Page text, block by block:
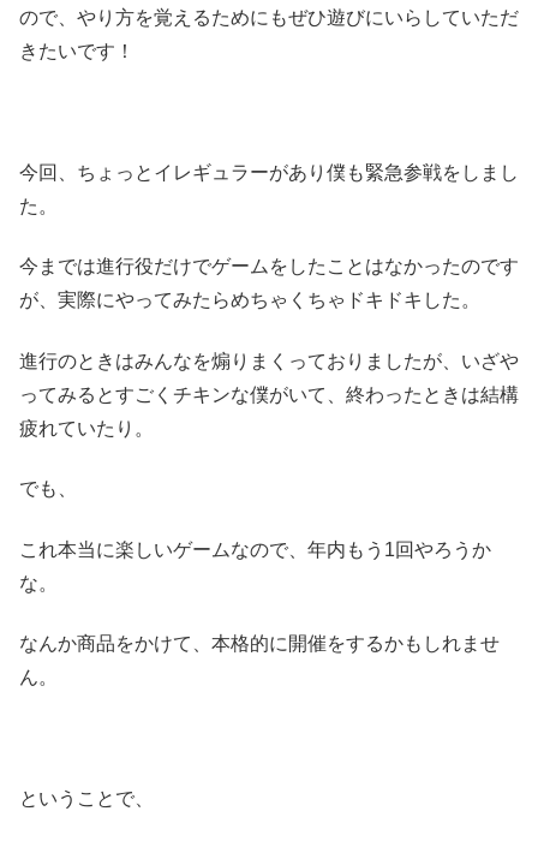
ので、やり方を覚えるためにもぜひ遊びにいらしていただ
きたいです！
今回、ちょっとイレギュラーがあり僕も緊急参戦をしまし
た。
今までは進行役だけでゲームをしたことはなかったのです
が、実際にやってみたらめちゃくちゃドキドキした。
進行のときはみんなを煽りまくっておりましたが、いざや
ってみるとすごくチキンな僕がいて、終わったときは結構
疲れていたり。
でも、
これ本当に楽しいゲームなので、年内もう1回やろうか
な。
なんか商品をかけて、本格的に開催をするかもしれませ
ん。
ということで、